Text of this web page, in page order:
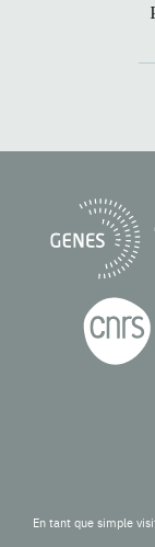
En tant que simple